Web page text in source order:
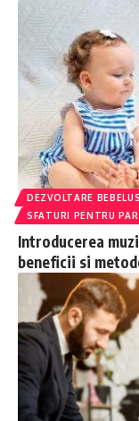
DEZVOLTARE BEBELUS
SFATURI PENTRU
Introducerea
beneficii si